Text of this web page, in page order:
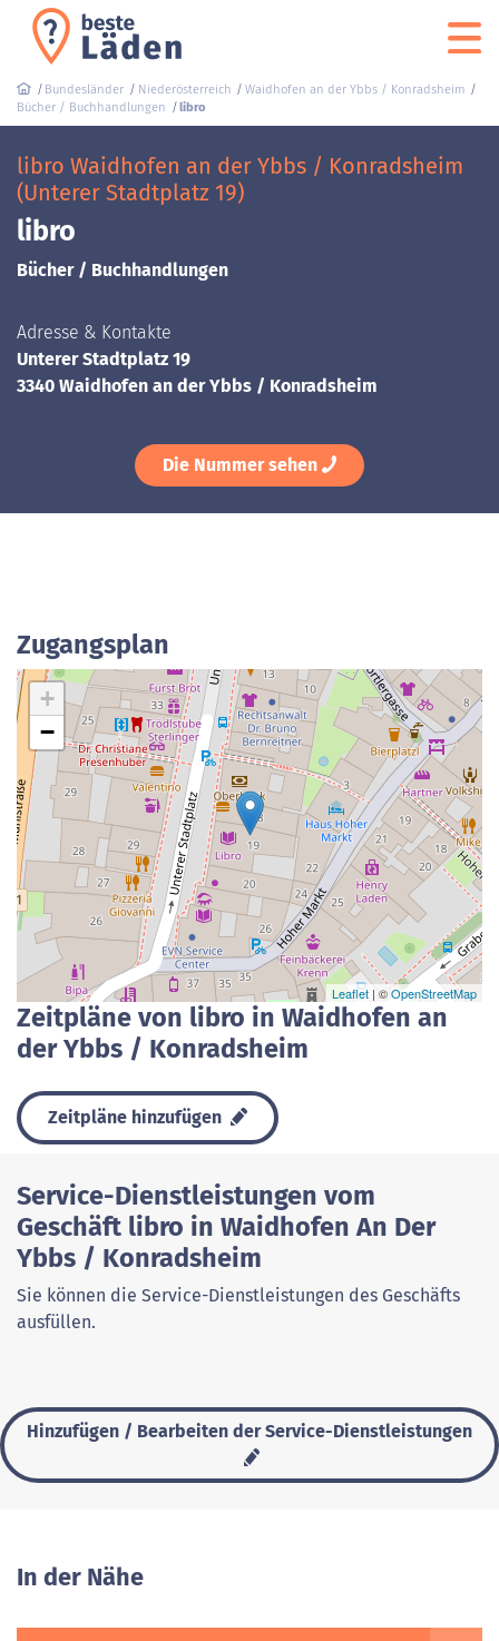
Bundesländer Niederösterreich
Waidhofen an der Ybbs / Konradsheim
Bücher / Buchhandlungen
libro
libro Waidhofen an der Ybbs / Konradsheim
(Unterer Stadtplatz 19)
libro
Bücher / Buchhandlungen
Adresse & Kontakte
Unterer Stadtplatz 19
3340 Waidhofen an der Ybbs / Konradsheim
Die Nummer sehen
Zugangsplan
+
−
Leaflet | ©OpenStreetMap
Zeitpläne von libro in Waidhofen an
der Ybbs / Konradsheim
Zeitpläne hinzufügen
Service-Dienstleistungen vom
Geschäft libro in Waidhofen An Der
Ybbs / Konradsheim
Sie können die Service-Dienstleistungen des Geschäfts
ausfüllen.
Hinzufügen / Bearbeiten der Service-Dienstleistungen
In der Nähe